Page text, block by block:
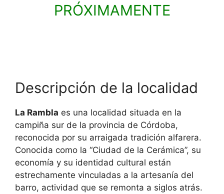
PRÓXIMAMENTE
Descripción de la localidad
La Rambla es una localidad situada en la
campiña sur de la provincia de Córdoba,
reconocida por su arraigada tradición alfarera.
Conocida como la “Ciudad de la Cerámica”, su
economía y su identidad cultural están
estrechamente vinculadas a la artesanía del
barro, actividad que se remonta a siglos atrás.